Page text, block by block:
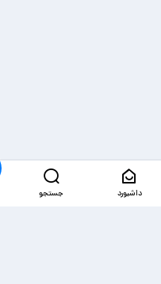
داشبورد جستجو